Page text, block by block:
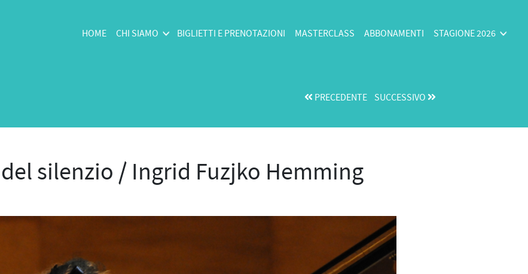
HOME CHI SIAMO BIGLIETTI E PRENOTAZIONI MASTERCLASS ABBONAMENTI STAGIONE 2026
PRECEDENTE SUCCESSIVO
silenzio / Ingrid Fuzjko Hemming